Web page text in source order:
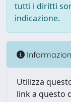
tutti i diritti
indicazione.
Utilizza
link a questo